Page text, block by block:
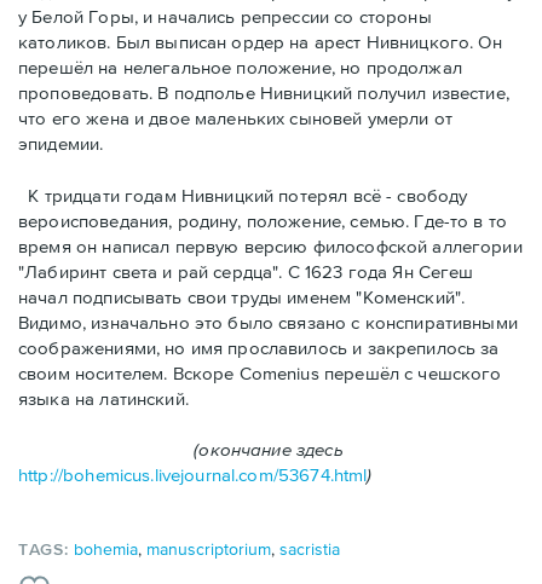
у Белой Горы, и начались репрессии со стороны
католиков. Был выписан ордер на арест Нивницкого. Он
перешёл на нелегальное положение, но продолжал
проповедовать. В подполье Нивницкий получил известие,
что его жена и двое маленьких сыновей умерли от
эпидемии.
К тридцати годам Нивницкий потерял всё - свободу
вероисповедания, родину, положение, семью. Где-то в то
время он написал первую версию философской аллегории
"Лабиринт света и рай сердца". С 1623 года Ян Сегеш
начал подписывать свои труды именем "Коменский".
Видимо, изначально это было связано с конспиративными
соображениями, но имя прославилось и закрепилось за
своим носителем. Вскоре Comеnius перешёл с чешского
языка на латинский.
(окончание здесь
http://bohemicus.livejournal.com/53674.html)
TAGS: bohemia, manuscriptorium,sacristia